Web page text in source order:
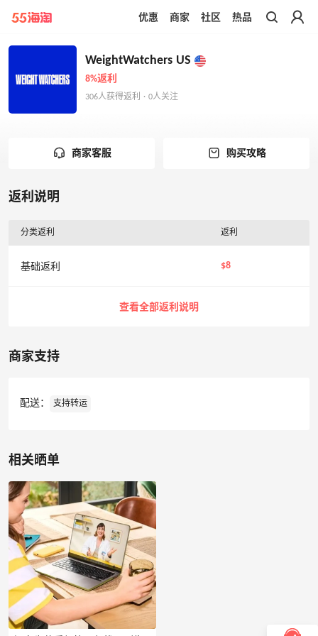
带你去官网买正品
优惠 商家 社区 热品
WeightWatchers US
8%返利
306人获得返利 · 0人关注
商家客服 购买攻略
返利说明
分类返利 返利
基础返利 $8
查看全部返利说明
商家支持
配送： 支持转运
相关晒单